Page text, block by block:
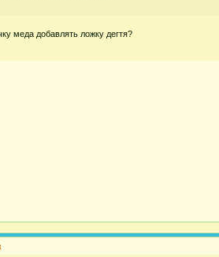
меда добавлять ложку дегтя?